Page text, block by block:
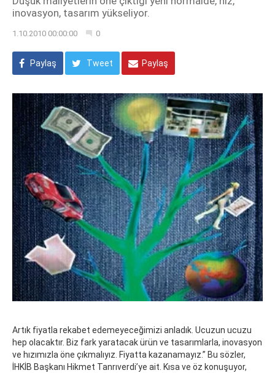
inovasyon, tasarım yükseliyor.
1.10.2010 00:00:00 0
Paylaş Tweet Paylaş
Artık fiyatla rekabet edemeyeceğimizi anladık. Ucuzun ucuzu
hep olacaktır. Biz fark yaratacak ürün ve tasarımlarla, inovasyon
ve hızımızla öne çıkmalıyız. Fiyatta kazanamayız.” Bu sözler,
İHKİB Başkanı Hikmet Tanrıverdi’ye ait. Kısa ve öz konuşuyor,